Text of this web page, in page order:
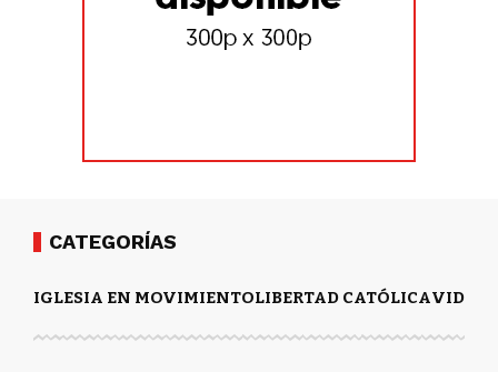
CATEGORÍAS
IGLESIA EN MOVIMIENTOLIBERTAD CATÓLICAVIDA